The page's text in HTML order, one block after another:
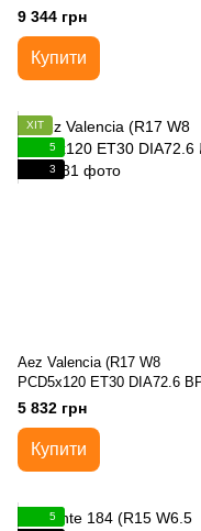
9 344 грн
Купити
ХІТ
5
3
Aez Valencia (R17 W8
PCD5x120 ET30 DIA72.6
5 832 грн
Купити
5